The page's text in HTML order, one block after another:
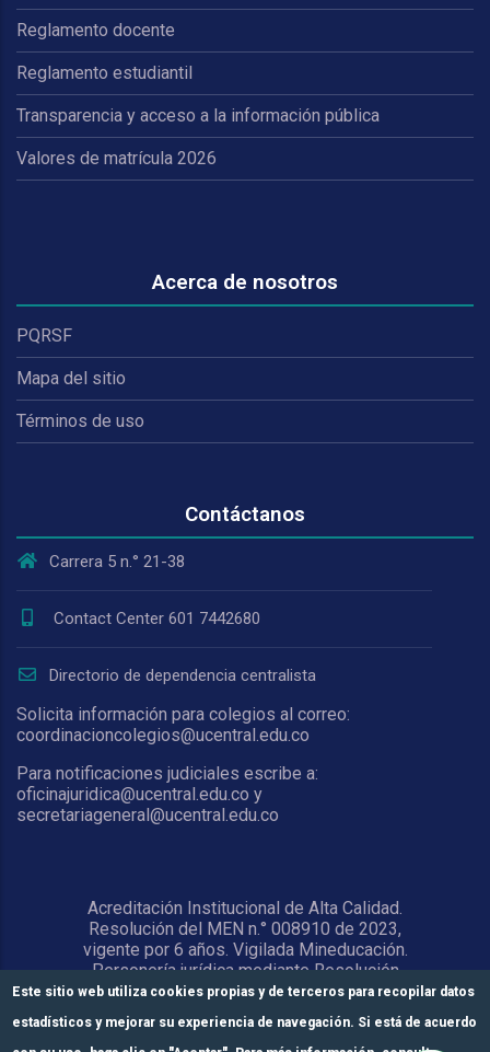
Reglamento docente
Reglamento estudiantil
Transparencia y acceso a la información pública
Valores de matrícula 2026
Acerca de nosotros
PQRSF
Mapa del sitio
Términos de uso
Contáctanos
Carrera 5 n.° 21-38
Contact Center 601 7442680
Directorio de dependencia centralista
Solicita información para colegios al correo:
coordinacioncolegios@ucentral.edu.co
Para notificaciones judiciales escribe a:
oficinajuridica@ucentral.edu.co y
secretariageneral@ucentral.edu.co
Acreditación Institucional de Alta Calidad.
Resolución del MEN n.° 008910 de 2023,
vigente por 6 años. Vigilada Mineducación.
Personería jurídica mediante Resolución
1876 del 5 de junio de 1967. Reconocida
como Universidad por el Ministerio de
Educación Nacional mediante Resolución
Este sitio web utiliza cookies propias y de terceros para recopilar datos
estadísticos y mejorar su experiencia de navegación. Si está de acuerdo